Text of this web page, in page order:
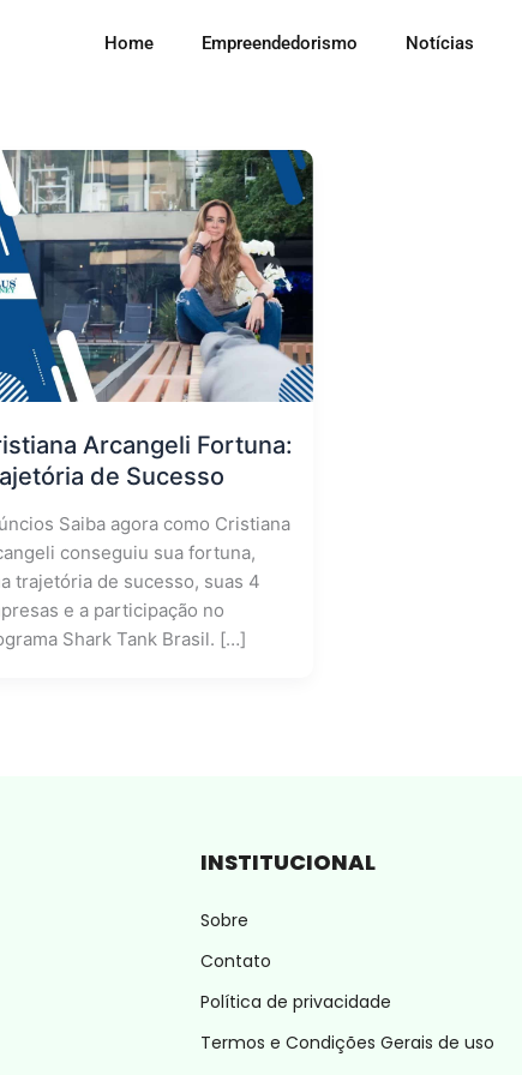
Home Empreendedorismo Notícias
Arcangeli Fortuna:
de Sucesso
Saiba agora como Cristiana
conseguiu sua fortuna,
trajetória de sucesso, suas 4
e a participação no
Shark Tank Brasil. […]
INSTITUCIONAL
Sobre
Contato
Política de privacidade
Termos e Condições Gerais de uso